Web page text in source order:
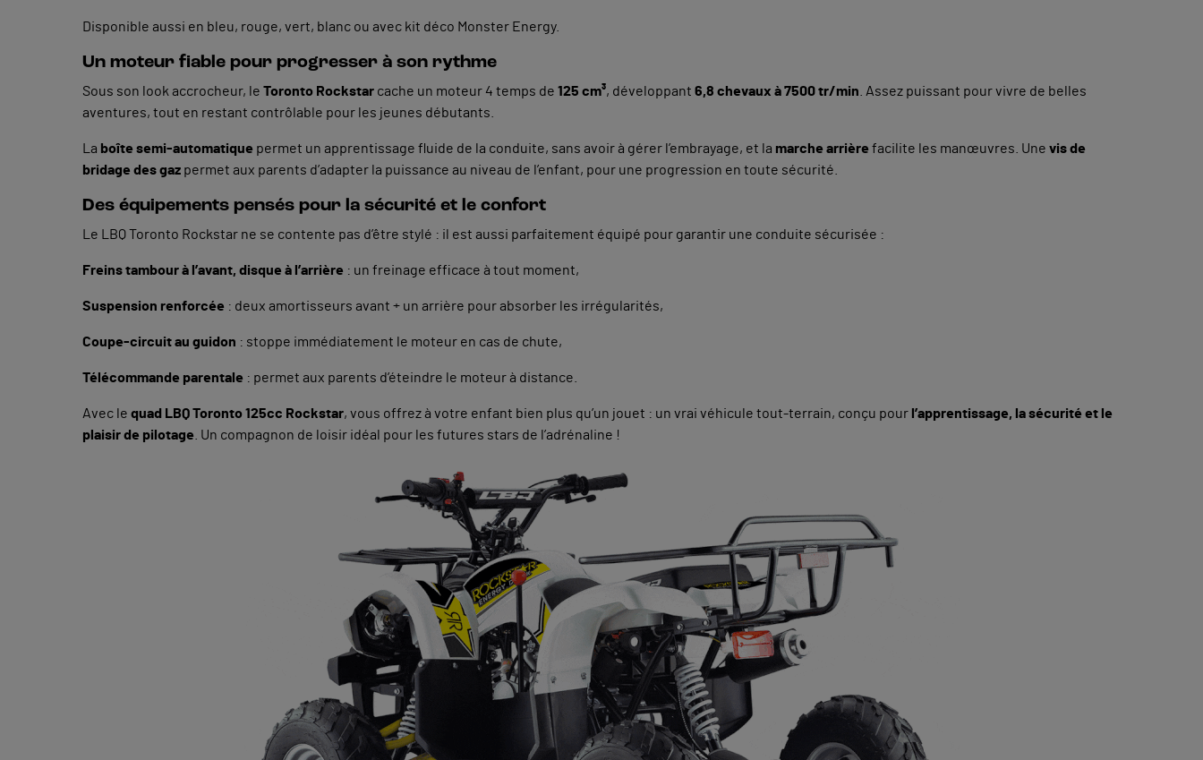
Disponible aussi en bleu, rouge, vert, blanc ou avec kit déco Monster Energy.
Un moteur fiable pour progresser à son rythme
Sous son look accrocheur, le Toronto Rockstar cache un moteur 4 temps de 125 cm³, développant 6,8 chevaux à 7500 tr/min . Assez puissant pour vivre de belles
aventures, tout en restant contrôlable pour les jeunes débutants.
La boîte semi-automatique permet un apprentissage fluide de la conduite, sans avoir à gérer l’embrayage, et la marche arrière facilite les manœuvres. Une vis de
bridage des gaz permet aux parents d’adapter la puissance au niveau de l’enfant, pour une progression en toute sécurité.
Des équipements pensés pour la sécurité et le confort
Le LBQ Toronto Rockstar ne se contente pas d’être stylé : il est aussi parfaitement équipé pour garantir une conduite sécurisée :
Freins tambour à l’avant, disque à l’arrière : un freinage efficace à tout moment,
Suspension renforcée : deux amortisseurs avant + un arrière pour absorber les irrégularités,
Coupe-circuit au guidon : stoppe immédiatement le moteur en cas de chute,
Télécommande parentale : permet aux parents d’éteindre le moteur à distance.
Avec le quad LBQ Toronto 125cc Rockstar, vous offrez à votre enfant bien plus qu’un jouet : un vrai véhicule tout-terrain, conçu pour l’apprentissage, la sécurité et le
plaisir de pilotage . Un compagnon de loisir idéal pour les futures stars de l’adrénaline !